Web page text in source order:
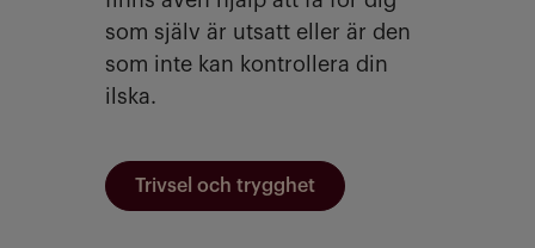
som själv är utsatt eller är den
som inte kan kontrollera din
ilska.
Trivsel och trygghet